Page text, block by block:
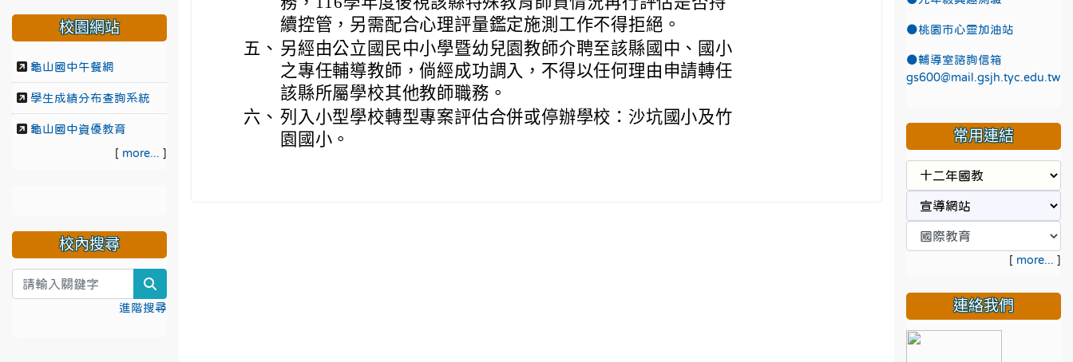
續控管，另需配合心理評量鑑定施測工作不得拒絕。
五、 另經由公立國民中小學暨幼兒園教師介聘至該縣國中、國小
之專任輔導教師，倘經成功調入，不得以任何理由申請轉任
該縣所屬學校其他教師職務。
六、 列入小型學校轉型專案評估合併或停辦學校：沙坑國小及竹
園國小。
校園網站
龜山國中午餐網
學生成績分布查詢系統
龜山國中資優教育
[ more... ]
校內搜尋
進階搜尋
●桃園市心靈加油站
●輔導室諮詢信箱
gs600@mail.gsjh.tyc.edu.tw
常用連結
[ more... ]
連絡我們